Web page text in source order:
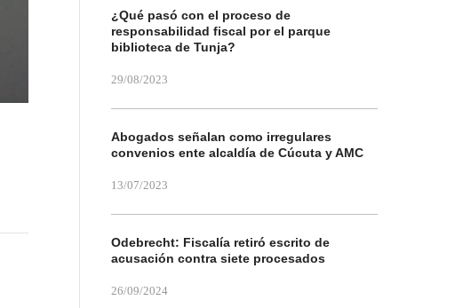
¿Qué pasó con el proceso de
responsabilidad fiscal por el parque
biblioteca de Tunja?
29/08/2023
Abogados señalan como irregulares
convenios ente alcaldía de Cúcuta y AMC
13/07/2023
Odebrecht: Fiscalía retiró escrito de
acusación contra siete procesados
26/09/2024